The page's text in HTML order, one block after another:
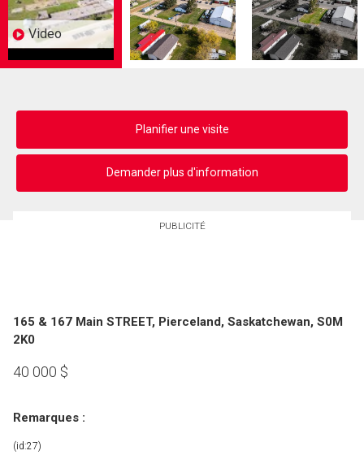
Video
Planifier une visite
Demander plus d'information
PUBLICITÉ
165 & 167 Main STREET, Pierceland, Saskatchewan, S0M
2K0
40 000 $
Remarques :
(id:27)